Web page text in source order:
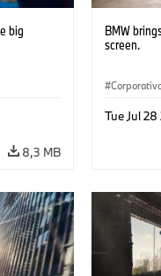
big
8,3 MB
BMW
screen.
Tue Jul 28